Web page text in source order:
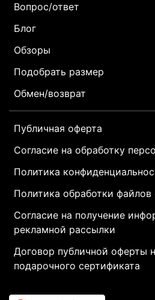
Вопрос/ответ
Блог
Обзоры
Подобрать размер
Обмен/возврат
Публичная оферта
Согласие на обработку
Политика
Политика обработки файлов
Согласие на получение
рекламной рассылки
Договор публичной оферты
подарочного сертификата